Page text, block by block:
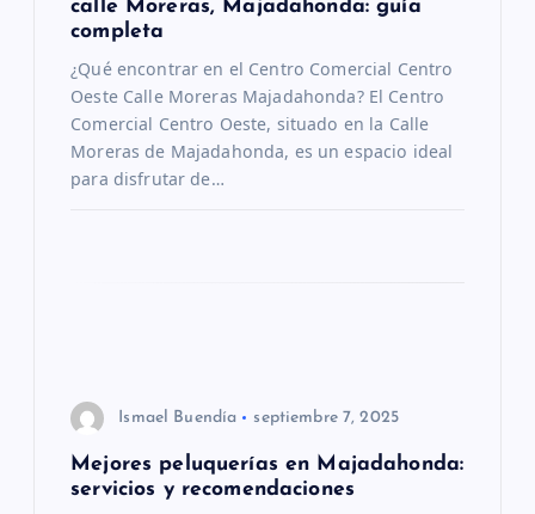
calle Moreras, Majadahonda: guía
completa
¿Qué encontrar en el Centro Comercial Centro
Oeste Calle Moreras Majadahonda? El Centro
Comercial Centro Oeste, situado en la Calle
Moreras de Majadahonda, es un espacio ideal
para disfrutar de…
Ismael Buendía septiembre 7, 2025
Mejores peluquerías en Majadahonda:
servicios y recomendaciones